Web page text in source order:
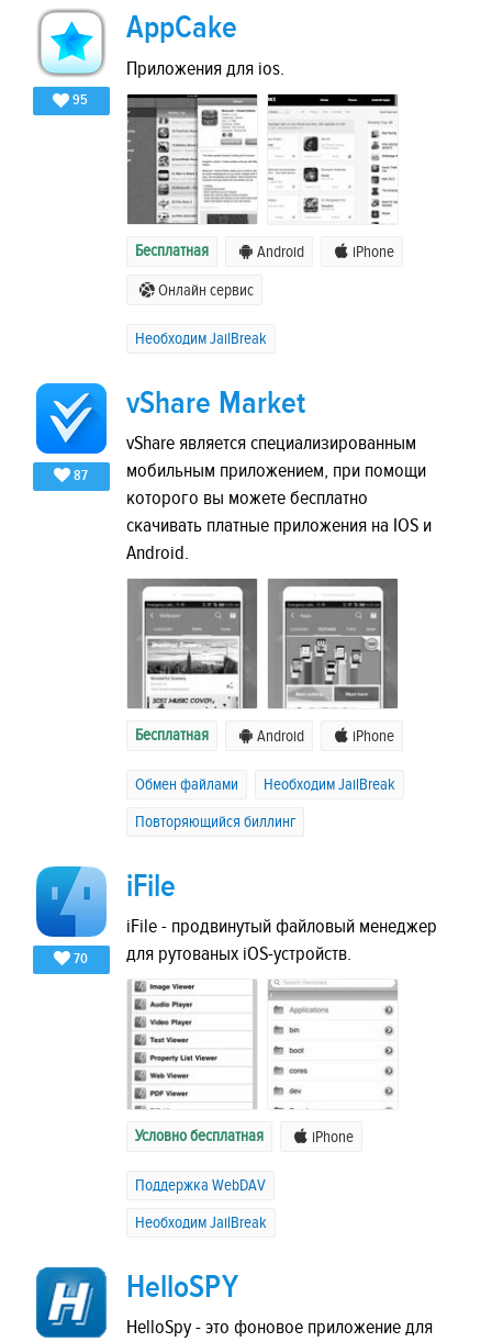
95
AppCake
Приложения для ios.
Бесплатная Android iPhone
Онлайн сервис
Необходим JailBreak
87
vShare Market
vShare является специализированным
мобильным приложением, при помощи
которого вы можете бесплатно
скачивать платные приложения на IOS и
Android.
Бесплатная Android iPhone
Обмен файлами
Необходим JailBreak
Повторяющийся биллинг
70
iFile
iFile - продвинутый файловый менеджер
для рутованых iOS-устройств.
Условно бесплатная iPhone
Поддержка WebDAV
Необходим JailBreak
HelloSPY
HelloSpy - это фоновое приложение для